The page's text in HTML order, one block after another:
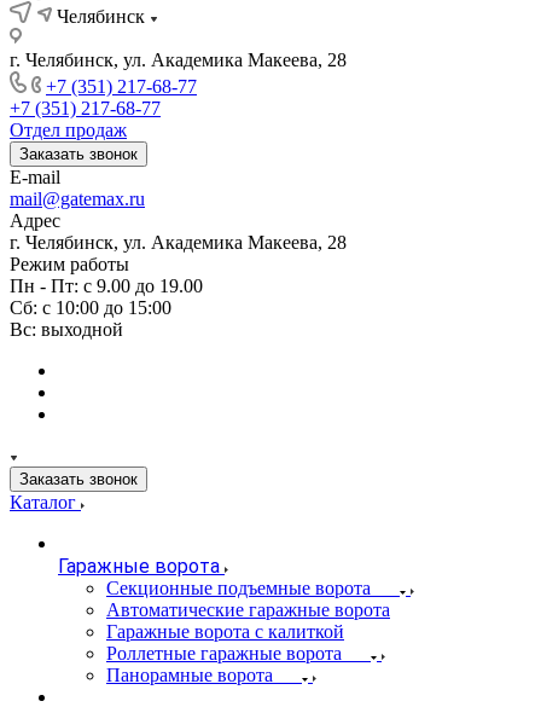
Челябинск
г. Челябинск, ул. Академика Макеева, 28
+7 (351) 217-68-77
+7 (351) 217-68-77
Отдел продаж
Заказать звонок
E-mail
mail@gatemax.ru
Адрес
г. Челябинск, ул. Академика Макеева, 28
Режим работы
Пн - Пт: с 9.00 до 19.00
Сб: с 10:00 до 15:00
Вс: выходной
Заказать звонок
Каталог
Гаражные ворота
Секционные подъемные ворота
Автоматические гаражные ворота
Гаражные ворота с калиткой
Роллетные гаражные ворота
Панорамные ворота